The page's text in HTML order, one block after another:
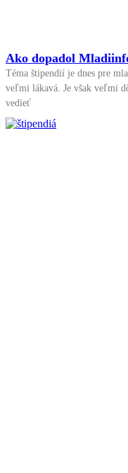
Ako dopadol
Téma štipendií je dnes pre
veľmi lákavá. Je však veľmi
vedieť